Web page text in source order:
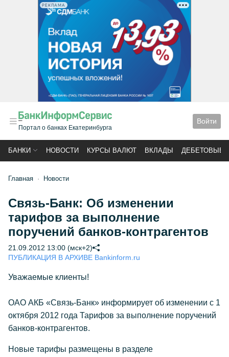
РЕКЛАМА
Портал о банках Екатеринбурга
Войти
БАНКИ НОВОСТИ КУРСЫ ВАЛЮТ ВКЛАДЫ ДЕБЕТОВЫЕ
Главная Новости
Связь-Банк: Об изменении
тарифов за выполнение
поручений банков-контрагентов
21.09.2012 13:00 (мск+2)
ПУБЛИКАЦИЯ В АРХИВЕ Bankinform.ru
Уважаемые клиенты!
ОАО АКБ «Связь-Банк» информирует об изменении с 1
октября 2012 года Тарифов за выполнение поручений
банков-контрагентов.
Новые тарифы размещены в разделе